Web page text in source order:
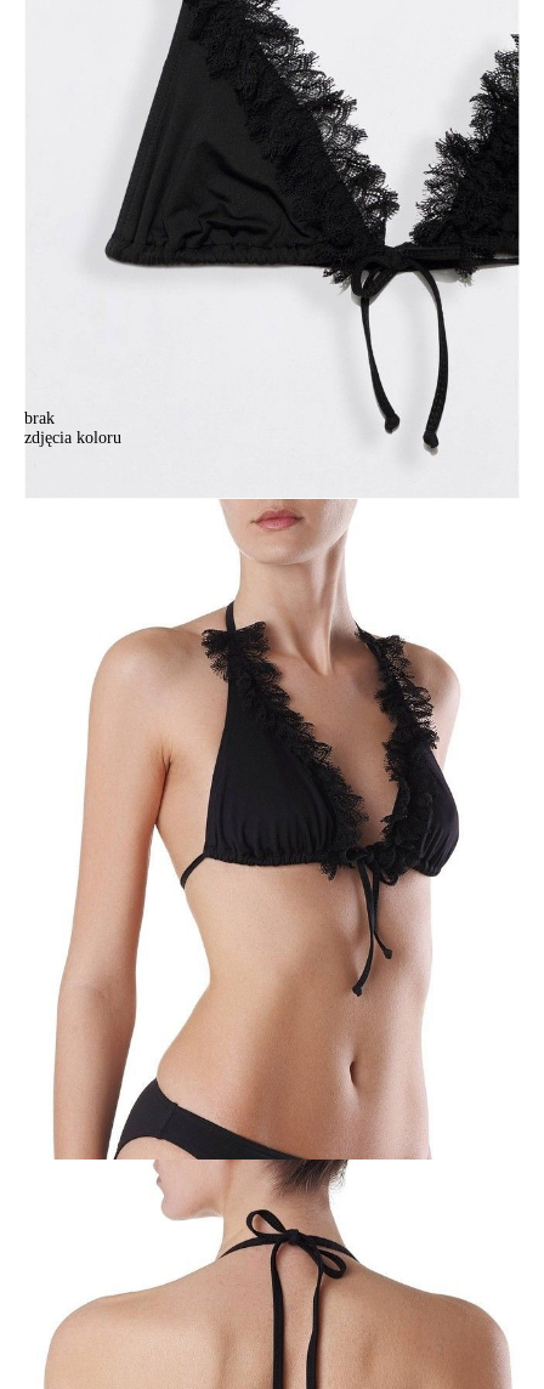
brak
zdjęcia koloru
Damski stanik do pływania CONTE ELEGANT SANDRA, r.77-81,
Damski stanik do pływania CONTE ELEGANT SANDRA, r.77-81,
+
DODAJ DO KOSZYKA
Jak złożyć zamówienie
POWIADOM MNIE O DOSTĘPNOŚCI
ПОЛУЧИТЬ ПО EMAIL
Dostawa
Kurier,
darmowa od 99 zł
czas dostawy: 1-2 dni robocze
Paczkomaty InPost 24/7,
czas dostawy: 1-2 dni robocze
Odbiór osobisty
w sklepie Conte (Łodz)
pn.- czw. 8:00 - 16:00, pt. 8:00 - 14:00
Opis produktu
O produkcie
1002010601070588
Podmiot odpowiedzialny
EuroTrade Tex Sp z o.o.
Św. Teresy 91
91-341, Łódź, Polska
+48 500-503-636
info@conteshop.pl